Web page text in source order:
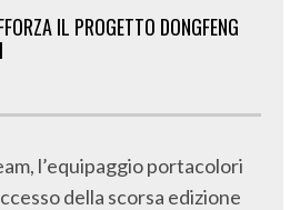
IL PROGETTO DONGFENG
l’equipaggio portacolori
della scorsa edizione